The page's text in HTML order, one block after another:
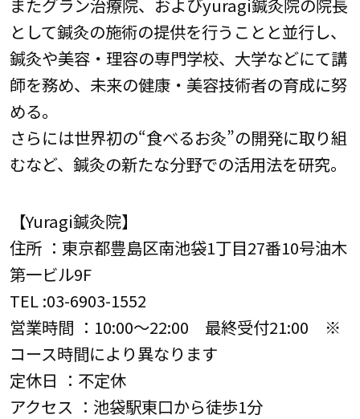
として鍼灸の施術の提供を行うことと並行し、
鍼灸や美容・理容の専門学校、大学などにて講
師を務め、未来の健康・美容技術者の育成に努
める。
さらには世界初の“食べるお灸”の開発に取り組
むなど、鍼灸の新たな分野での活用法を研究。
【Yuragi鍼灸院】
住所 ：東京都豊島区南池袋1丁目27番10号油木
第一ビル9F
TEL :03-6903-1552
営業時間 ：10:00～22:00 最終受付21:00 ※
コース時間により異なります
定休日 ：不定休
アクセス ：池袋駅東口から徒歩1分